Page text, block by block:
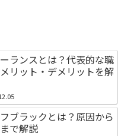
ランスとは？代表的な職
リット・デメリットを解
ブラックとは？原因から
で解説